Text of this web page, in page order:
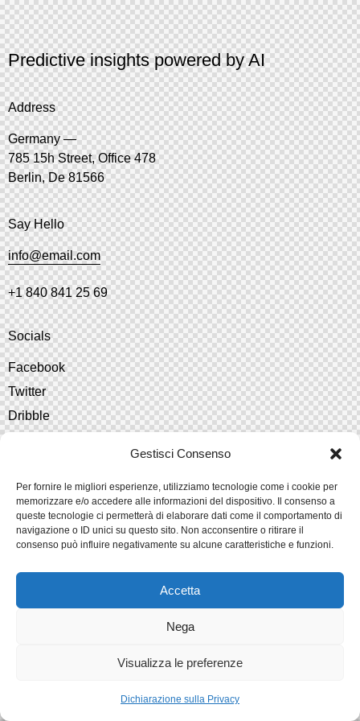
Gestisci Consenso
Per fornire le migliori esperienze, utilizziamo tecnologie come i cookie per
memorizzare e/o accedere alle informazioni del dispositivo. Il consenso a
queste tecnologie ci permetterà di elaborare dati come il comportamento di
navigazione o ID unici su questo sito. Non acconsentire o ritirare il
consenso può influire negativamente su alcune caratteristiche e funzioni.
Accetta
Nega
Visualizza le preferenze
Dichiarazione sulla Privacy
Predictive insights powered by AI
Address
Germany —
785 15h Street, Office 478
Berlin, De 81566
Say Hello
info@email.com
+1 840 841 25 69
Socials
Facebook
Twitter
Dribble
Newsletter
[mc4wp_form id="461" element_id="style-9"]
AncoraThemes© {{Y}}. All rights reserved.